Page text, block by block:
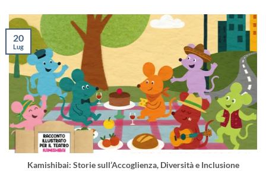
Kamishibai: Storie sull’Accoglienza, Diversità e Inclusione
20
Lug